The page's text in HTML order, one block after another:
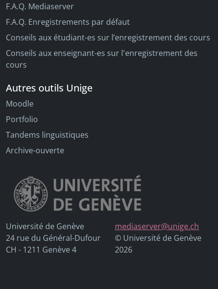
F.A.Q. Mediaserver
F.A.Q. Enregistrements par défaut
Conseils aux étudiant-es sur l’enregistrement des cours
Conseils aux enseignant-es sur l'enregistrement des
cours
Autres outils Unige
Moodle
Portfolio
Tandems linguistiques
Archive-ouverte
Université de Genève
24 rue du Général-Dufour
CH - 1211 Genève 4
mediaserver@unige.ch
© Université de Genève
2026